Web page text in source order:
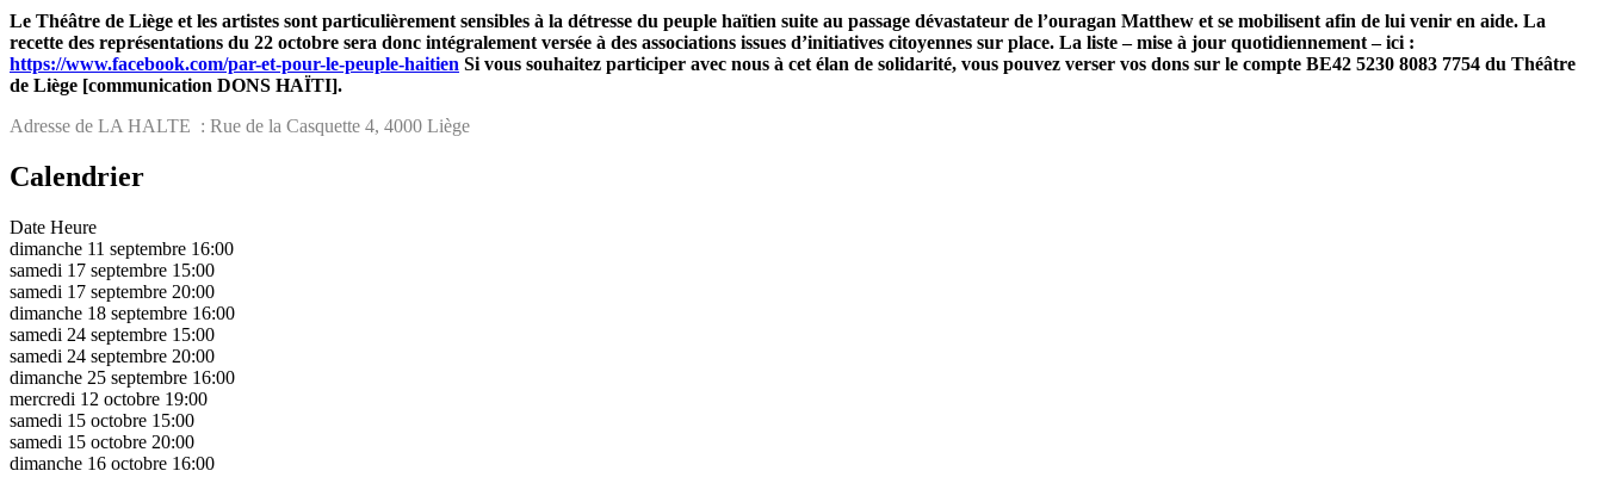
Le Théâtre de Liège et les artistes sont particulièrement sensibles à la détresse du peuple haïtien suite au passage dévastateur de l’ouragan Matthew et se mobilisent afin de lui venir en aide. La
recette des représentations du 22 octobre sera donc intégralement versée à des associations issues d’initiatives citoyennes sur place. La liste – mise à jour quotidiennement – ici :
https://www.facebook.com/par-et-pour-le-peuple-haitien Si vous souhaitez participer avec nous à cet élan de solidarité, vous pouvez verser vos dons sur le compte BE42 5230 8083 7754 du Théâtre
de Liège [communication DONS HAÏTI].
Adresse de LA HALTE : Rue de la Casquette 4, 4000 Liège
Calendrier
Date Heure
dimanche 11 septembre 16:00
samedi 17 septembre 15:00
samedi 17 septembre 20:00
dimanche 18 septembre 16:00
samedi 24 septembre 15:00
samedi 24 septembre 20:00
dimanche 25 septembre 16:00
mercredi 12 octobre 19:00
samedi 15 octobre 15:00
samedi 15 octobre 20:00
dimanche 16 octobre 16:00